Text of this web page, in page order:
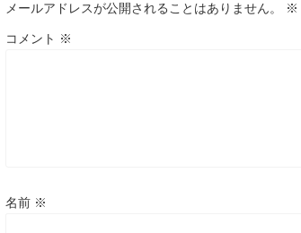
メールアドレスが公開されることはありません。 ※
コメント ※
名前 ※